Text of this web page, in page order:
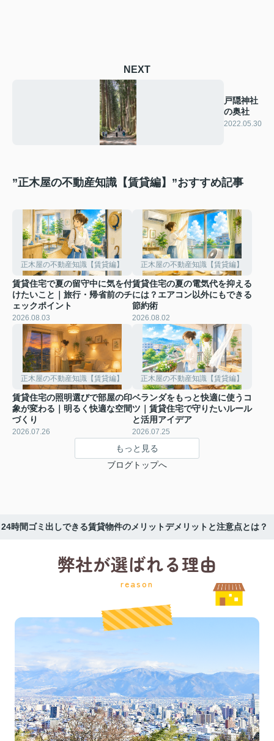
NEXT
戸隠神社
の奥社
2022.05.30
”正木屋の不動産知識【賃貸編】”おすすめ記事
正木屋の不動産知識【賃貸編】
賃貸住宅で夏の留守中に気を付
けたいこと｜旅行・帰省前のチ
ェックポイント
2026.08.03
正木屋の不動産知識【賃貸編】
賃貸住宅の夏の電気代を抑える
には？エアコン以外にもできる
節約術
2026.08.02
正木屋の不動産知識【賃貸編】
賃貸住宅の照明選びで部屋の印
象が変わる｜明るく快適な空間
づくり
2026.07.26
正木屋の不動産知識【賃貸編】
ベランダをもっと快適に使うコ
ツ｜賃貸住宅で守りたいルール
と活用アイデア
2026.07.25
もっと見る
ブログトップへ
24時間ゴミ出しできる賃貸物件のメリットデメリットと注意点とは？
弊社が選ばれる理由
reason